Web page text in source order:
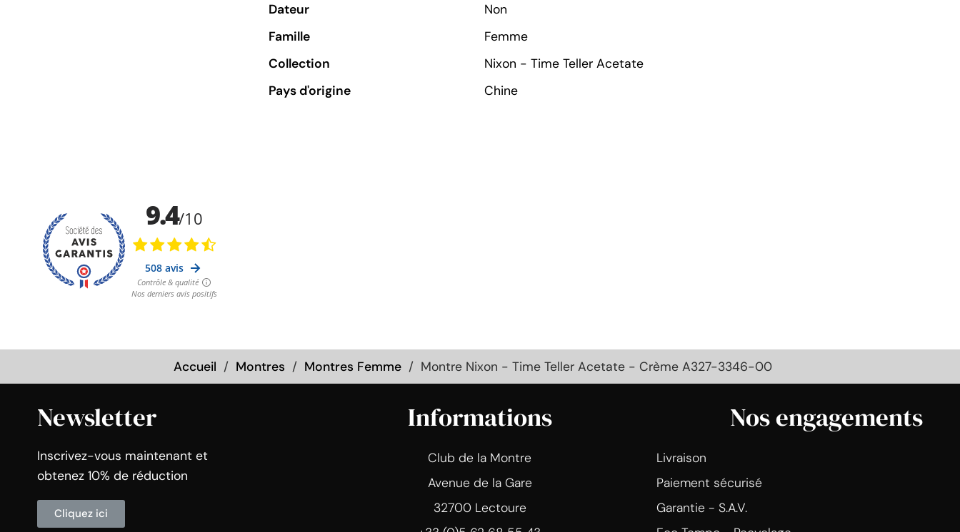
Dateur
Non
Famille
Femme
Collection
Nixon - Time Teller Acetate
Pays d'origine
Chine
Accueil Montres Montres Femme Montre Nixon - Time Teller Acetate - Crème A327-3346-00
Newsletter
Inscrivez-vous maintenant et
obtenez 10% de réduction
Cliquez ici
Informations
Club de la Montre
Avenue de la Gare
32700 Lectoure
Nos engagements
Livraison
Paiement sécurisé
Garantie - S.A.V.